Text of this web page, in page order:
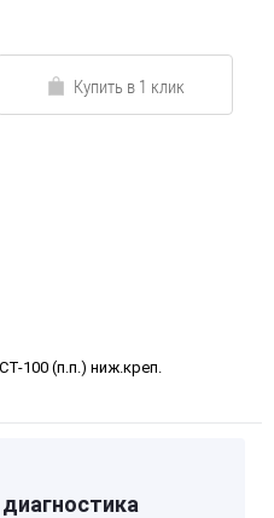
Купить в 1 клик
100 (п.п.) ниж.креп.